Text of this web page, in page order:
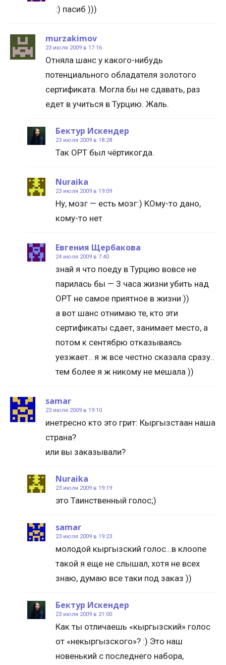
:) пасиб )))
murzakimov
23 июля 2009 в 17:16
Отняла шанс у какого-нибудь
потенциального обладателя золотого
сертификата. Могла бы не сдавать, раз
едет в учиться в Турцию. Жаль.
Бектур Искендер
23 июля 2009 в 18:28
Так ОРТ был чёртикогда.
Nuraika
23 июля 2009 в 19:09
Ну, мозг — есть мозг:) КОму-то дано,
кому-то нет
Евгения Щербакова
24 июля 2009 в 7:40
знай я что поеду в Турцию вовсе не
парилась бы — 3 часа жизни убить над
ОРТ не самое приятное в жизни ))
а вот шанс отнимаю те, кто эти
сертификаты сдает, занимает место, а
потом к сентябрю отказываясь
уезжает.. я ж все честно сказала сразу..
тем более я ж никому не мешала ))
samar
23 июля 2009 в 19:10
инетресно кто это грит: Кыргызстаан наша
страна?
или вы заказывали?
Nuraika
23 июля 2009 в 19:19
это Таинственный голос;)
samar
23 июля 2009 в 19:23
молодой кыргызский голос…в клоопе
такой я еще не слышал, хотя не всех
знаю, думаю все таки под заказ ))
Бектур Искендер
23 июля 2009 в 21:00
Как ты отличаешь «кыргызский» голос
от «некыргызского»? :) Это наш
новенький с последнего набора,